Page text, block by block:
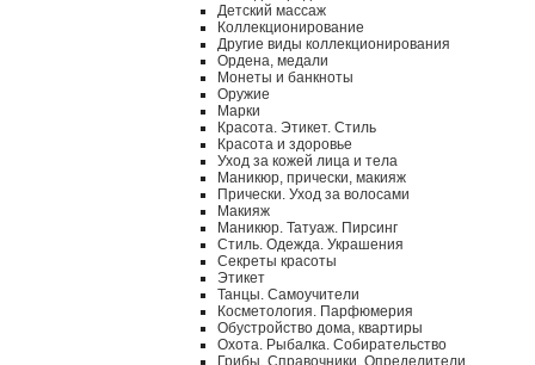
Детский массаж
Коллекционирование
Другие виды коллекционирования
Ордена, медали
Монеты и банкноты
Оружие
Марки
Красота. Этикет. Стиль
Красота и здоровье
Уход за кожей лица и тела
Маникюр, прически, макияж
Прически. Уход за волосами
Макияж
Маникюр. Татуаж. Пирсинг
Стиль. Одежда. Украшения
Секреты красоты
Этикет
Танцы. Самоучители
Косметология. Парфюмерия
Обустройство дома, квартиры
Охота. Рыбалка. Собирательство
Грибы. Справочники. Определители